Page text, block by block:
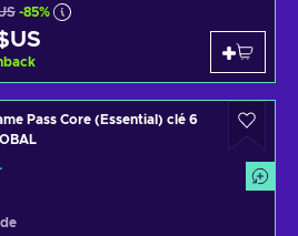
-85%
Pass Core (Essential) clé 6